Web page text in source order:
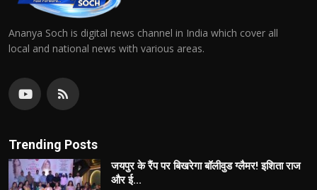
Ananya Soch is digital news channel in India which cover all
local and national news with various areas.
Trending Posts
जयपुर के रैंप पर बिखरेगा बॉलीवुड ग्लैमर! इशिता राज
और ई...